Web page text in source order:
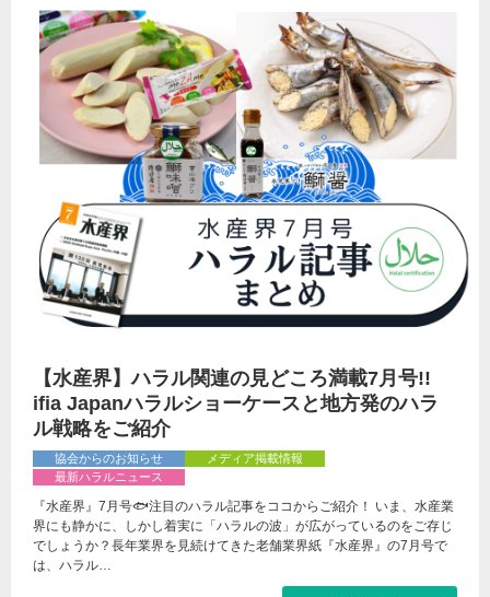
【水産界】ハラル関連の見どころ満載7月号!!
ifia Japanハラルショーケースと地方発のハラ
ル戦略をご紹介
協会からのお知らせ
メディア掲載情報
最新ハラルニュース
『水産界』7月号🐟注目のハラル記事をココからご紹介！ いま、水産業
界にも静かに、しかし着実に「ハラルの波」が広がっているのをご存じ
でしょうか？長年業界を見続けてきた老舗業界紙『水産界』の7月号で
は、ハラル…